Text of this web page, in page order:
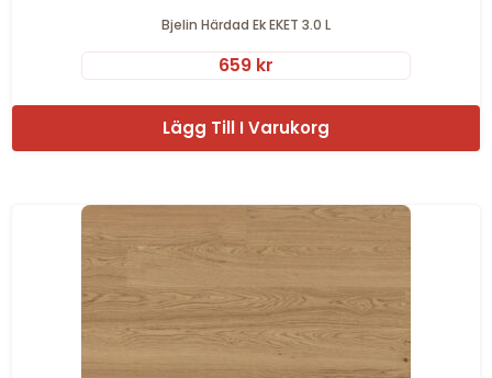
Bjelin Härdad Ek EKET 3.0 L
659 kr
Lägg Till I Varukorg